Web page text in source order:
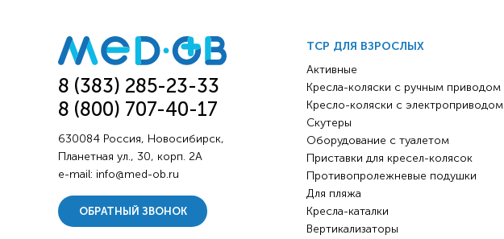
8 (383) 285-23-33
8 (800) 707-40-17
630084 Россия, Новосибирск,
Планетная ул., 30, корп. 2А
e-mail: info@med-ob.ru
ОБРАТНЫЙ ЗВОНОК
ТСР ДЛЯ ВЗРОСЛЫХ
Активные
Кресла-коляски с ручным приводом
Кресло-коляски с электроприводом
Скутеры
Оборудование с туалетом
Приставки для кресел-колясок
Противопролежневые подушки
Для пляжа
Кресла-каталки
Вертикализаторы